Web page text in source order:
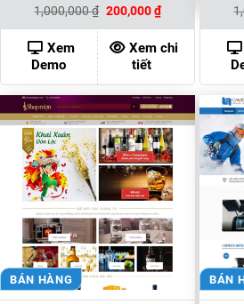
1,000,000₫ Giá
là:
1,000,000 ₫.
200,000₫Giá
hiện
tại
là:
200,000 ₫.
Xem
Demo
Xem chi
tiết
BÁN HÀNG BÁN